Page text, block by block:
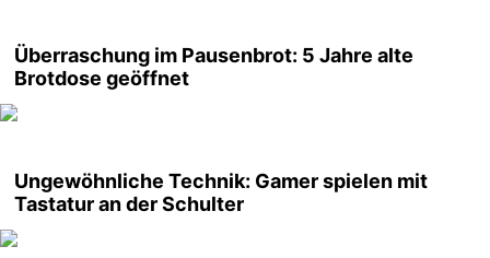
Überraschung im Pausenbrot: 5 Jahre alte
Brotdose geöffnet
Ungewöhnliche Technik: Gamer spielen mit
Tastatur an der Schulter